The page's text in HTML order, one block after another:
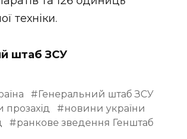
техніки.
штаб ЗСУ
Генеральний штаб ЗСУ
прозахід
новини україни
ранкове зведення Генштаб